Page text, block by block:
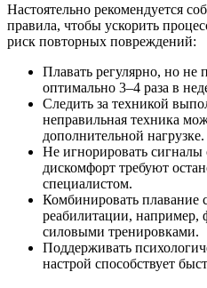
Настоятельно рекомендуется
правила, чтобы ускорить
риск повторных повреждений:
Плавать регулярно, но не
оптимально 3–4 раза в
Следить за техникой
неправильная техника
дополнительной нагрузке.
Не игнорировать
дискомфорт требуют
специалистом.
Комбинировать плавание
реабилитации, например,
силовыми тренировками.
Поддерживать
настрой способствует